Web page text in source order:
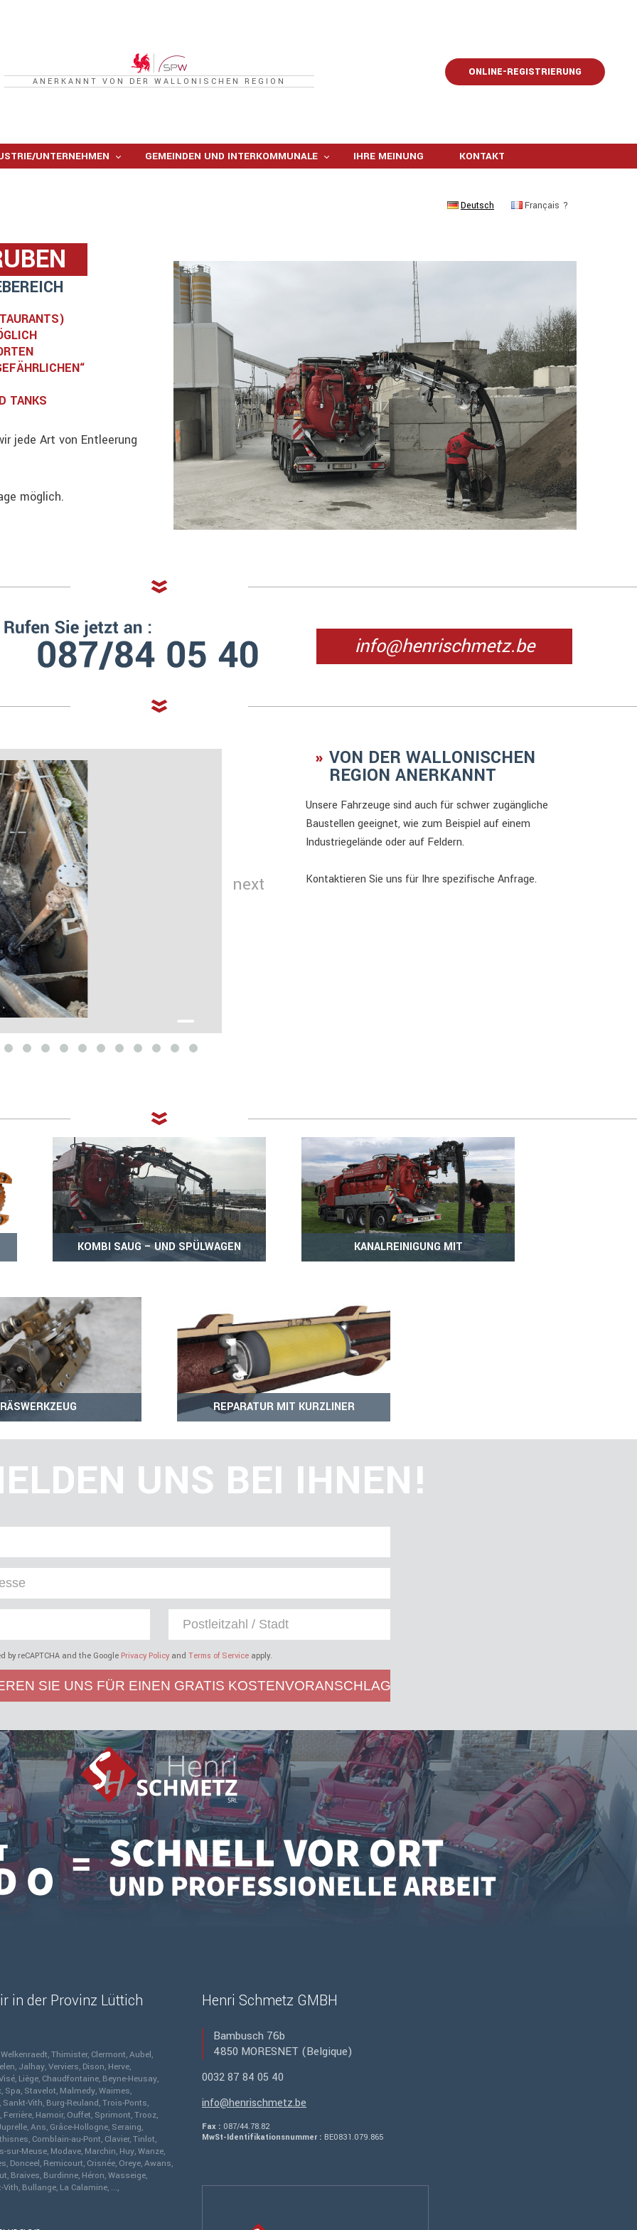
ANERKANNT VON DER WALLONISCHEN REGION
ONLINE-REGISTRIERUNG
UNTERNEHMEN GEMEINDEN UND INTERKOMMUNALE IHRE MEINUNG KONTAKT
Deutsch Français ?
TANKS
jede Art von Entleerung
möglich.
info@henrischmetz.be
next
VON DER WALLONISCHEN
REGION ANERKANNT
Unsere Fahrzeuge sind auch für schwer zugängliche
Baustellen geeignet, wie zum Beispiel auf einem
Industriegelände oder auf Feldern.
Kontaktieren Sie uns für Ihre spezifische Anfrage.
KOMBI SAUG – UND SPÜLWAGEN
KANALREINIGUNG MIT
REPARATUR MIT KURZLINER
UNS BEI IHNEN!
by reCAPTCHA and the Google Privacy Policy and Terms of Service apply.
in der Provinz Lüttich
Welkenraedt Thimister Clermont Aubel
Jalhay Verviers Dison Herve
Liège Chaudfontaine Beyne-Heusay
Spa Stavelot Malmedy Waimes
Sankt-Vith Burg-Reuland Trois-Ponts
Ferrière Hamoir Ouffet Sprimont Trooz
Ans Grâce-Hollogne Seraing
Comblain-au-Pont Clavier Tinlot
sur-Meuse Modave Marchin Huy Wanze
Donceel Remicourt Crisnée Oreye Awans
Braives Burdinne Héron Wasseige
Vith Bullange La Calamine ...
Henri Schmetz GMBH
Bambusch 76b
4850 MORESNET (Belgique)
0032 87 84 05 40
info@henrischmetz.be
Fax : 087/44.78.82
MwSt-Identifikationsnummer : BE0831.079.865